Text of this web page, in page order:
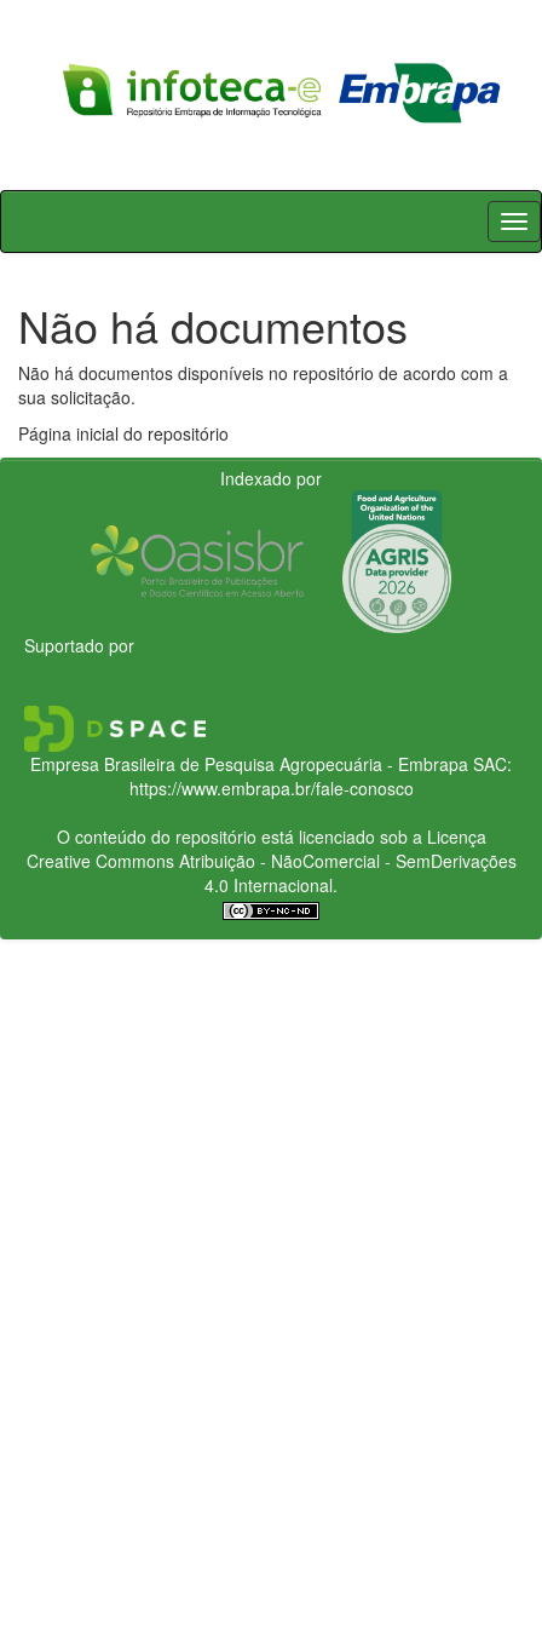
Skip
Não há documentos
Não há documentos disponíveis no repositório de acordo com a
sua solicitação.
Página inicial do repositório
Indexado por
Suportado por
Empresa Brasileira de Pesquisa Agropecuária - Embrapa SAC:
https://www.embrapa.br/fale-conosco
O conteúdo do repositório está licenciado sob a Licença
Creative CommonsAtribuição - NãoComercial - SemDerivações
4.0 Internacional.